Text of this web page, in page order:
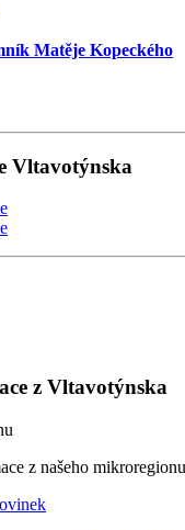
Matěje Kopeckého
Vltavotýnska
z Vltavotýnska
z našeho